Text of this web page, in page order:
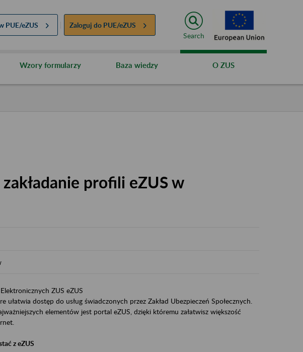
PUE/eZUS Zaloguj do PUE/eZUS
Search
Wzory formularzy Baza wiedzy O ZUS
profili eZUS w
ZUS eZUS
ułatwia dostęp do usług świadczonych przez Zakład Ubezpieczeń Społecznych.
elementów jest portal eZUS, dzięki któremu załatwisz większość
z eZUS